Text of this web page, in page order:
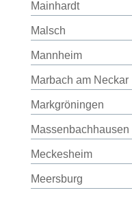
Mainhardt
Malsch
Mannheim
Marbach am Neckar
Markgröningen
Massenbachhausen
Meckesheim
Meersburg